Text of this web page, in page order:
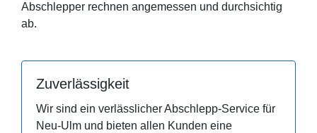
Abschlepper rechnen angemessen und durchsichtig
ab.
Zuverlässigkeit
Wir sind ein verlässlicher Abschlepp-Service für
Neu-Ulm und bieten allen Kunden eine